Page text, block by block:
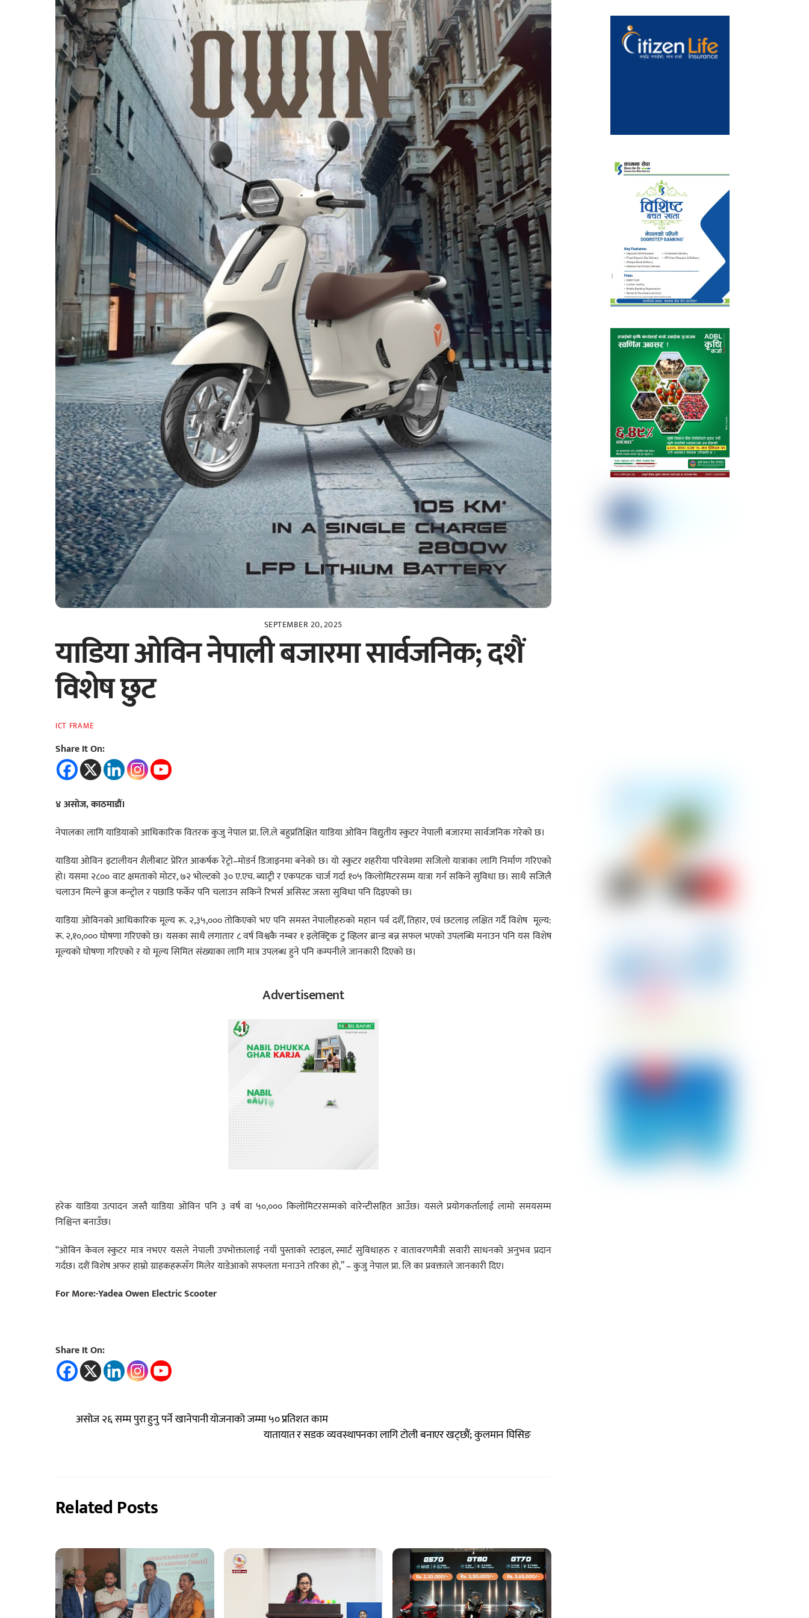
SEPTEMBER 20, 2025
याडिया ओविन नेपाली बजारमा सार्वजनिक; दशैं
विशेष छुट
ICT FRAME
Share It On:
४ असोज, काठमाडौं।
नेपालका लागि याडियाको आधिकारिक वितरक कुजु नेपाल प्रा. लि.ले बहुप्रतिक्षित याडिया ओविन विद्युतीय स्कुटर नेपाली बजारमा सार्वजनिक गरेको छ।
याडिया ओविन इटालीयन शैलीबाट प्रेरित आकर्षक रेट्रो–मोडर्न डिजाइनमा बनेको छ। यो स्कुटर शहरीया परिवेशमा सजिलो यात्राका लागि निर्माण गरिएको
हो। यसमा २८०० वाट क्षमताको मोटर, ७२ भोल्टको ३० ए.एच. ब्याट्री र एकपटक चार्ज गर्दा १०५ किलोमिटरसम्म यात्रा गर्न सकिने सुविधा छ। साथै सजिलै
चलाउन मिल्ने क्रुज कन्ट्रोल र पछाडि फर्केर पनि चलाउन सकिने रिभर्स असिस्ट जस्ता सुविधा पनि दिइएको छ।
याडिया ओविनको आधिकारिक मूल्य रू. २,३५,००० तोकिएको भए पनि समस्त नेपालीहरुको महान पर्व दशैँ, तिहार, एवं छटलाइ लक्षित गर्दै विशेष मूल्य:
रू. २,१०,००० घोषणा गरिएको छ। यसका साथै लगातार ८ वर्ष विश्वकै नम्बर १ इलेक्ट्रिक टु व्हिलर ब्रान्ड बन्न सफल भएको उपलब्धि मनाउन पनि यस विशेष
मूल्यको घोषणा गरिएको र यो मूल्य सिमित संख्याका लागि मात्र उपलब्ध हुने पनि कम्पनीले जानकारी दिएको छ।
Advertisement
हरेक याडिया उत्पादन जस्तै याडिया ओविन पनि ३ वर्ष वा ५०,००० किलोमिटरसम्मको वारेन्टीसहित आउँछ। यसले प्रयोगकर्तालाई लामो समयसम्म
निश्चिन्त बनाउँछ।
“ओविन केवल स्कुटर मात्र नभएर यसले नेपाली उपभोक्तालाई नयाँ पुस्ताको स्टाइल, स्मार्ट सुविधाहरु र वातावरणमैत्री सवारी साधनको अनुभव प्रदान
गर्दछ। दशैं विशेष अफर हाम्रो ग्राहकहरूसँग मिलेर याडेआको सफलता मनाउने तरिका हो,” – कुजु नेपाल प्रा. लि का प्रवक्ताले जानकारी दिए।
For More:-Yadea Owen Electric Scooter
Share It On:
असोज २६ सम्म पुरा हुनु पर्ने खानेपानी योजनाको जम्मा ५० प्रतिशत काम
यातायात र सडक व्यवस्थापनका लागि टोली बनाएर खट्छौं; कुलमान घिसिङ
Related Posts